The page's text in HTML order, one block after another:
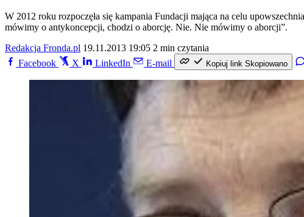
W 2012 roku rozpoczęła się kampania Fundacji mająca na celu
mówimy o antykoncepcji, chodzi o aborcję. Nie. Nie mówimy o aborcji”.
Redakcja Fronda.pl 19.11.2013 19:05 2 min czytania
Facebook
X LinkedIn E-mail Kopiuj link Skopiowano